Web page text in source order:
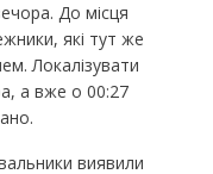
До місця
які тут же
Локалізувати
а вже о 00:27
виявили